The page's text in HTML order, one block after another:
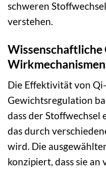
schweren
verstehen.
Wissenschaftliche
Die Effektivität von
Gewichtsregulation
dass der Stoffwechsel
das durch
wird. Die
konzipiert, dass sie